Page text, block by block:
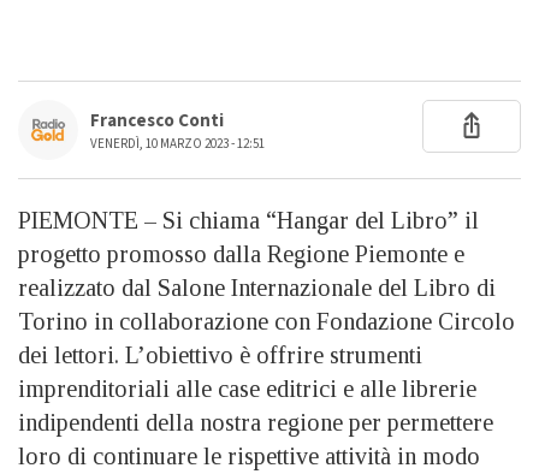
Francesco Conti
VENERDÌ, 10 MARZO 2023 - 12:51
PIEMONTE – Si chiama “Hangar del Libro” il
progetto promosso dalla Regione Piemonte e
realizzato dal Salone Internazionale del Libro di
Torino in collaborazione con Fondazione Circolo
dei lettori. L’obiettivo è offrire strumenti
imprenditoriali alle case editrici e alle librerie
indipendenti della nostra regione per permettere
loro di continuare le rispettive attività in modo